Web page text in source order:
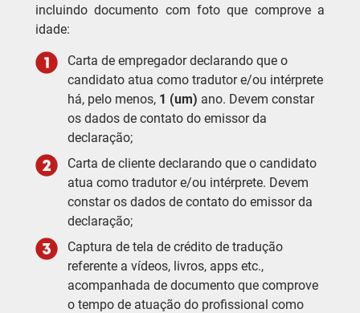
incluindo documento com foto que comprove a
idade:
Carta de empregador declarando que o
candidato atua como tradutor e/ou intérprete
há, pelo menos, 1 (um) ano. Devem constar
os dados de contato do emissor da
declaração;
Carta de cliente declarando que o candidato
atua como tradutor e/ou intérprete. Devem
constar os dados de contato do emissor da
declaração;
Captura de tela de crédito de tradução
referente a vídeos, livros, apps etc.,
acompanhada de documento que comprove
o tempo de atuação do profissional como